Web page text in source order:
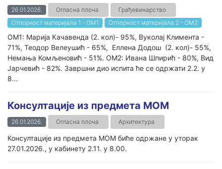
26.01.2026. Огласна плоча
Грађевинарство
Отпорност материјала 1 - ОМ1
Отпорност материјала 2 - ОМ2
ОМ1: Марија Качавенда (2. кол)- 95%, Вуколај Климента -
71%, Теодор Велеушић - 65%, Еллена Додош (2. кол)- 55%,
Немања Комљеновић - 51%. ОМ2: Ивана Шпирић - 80%, Вид
Јарчевић - 82%. Завршни дио испита ће се одржати 2.2. у
8...
Консултације из предмета МОМ
26.01.2026. Огласна плоча Архитектура
Консултације из предмета МОМ биће одржане у уторак
27.01.2026., у кабинету 2.11. у 8.00.